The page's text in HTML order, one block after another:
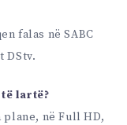
falas në SABC
DStv.
lartë?
plane, në Full HD,